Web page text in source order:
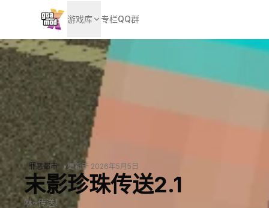
游戏库 专栏QQ群
罪恶都市 • 更新于 2026年5月5日
末影珍珠传送2.1
咻~传送！